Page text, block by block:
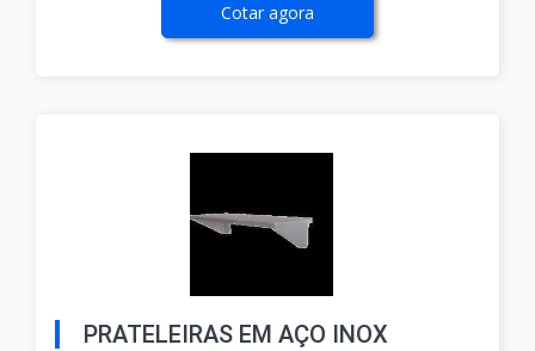
Cotar agora
PRATELEIRAS EM AÇO INOX